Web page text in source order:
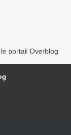
portail Overblog